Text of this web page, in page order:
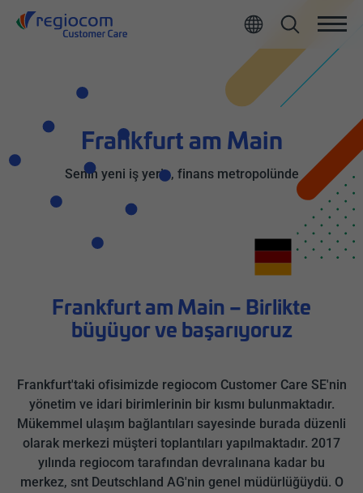
Frankfurt am Main
Senin yeni iş yerin, finans metropolünde
Frankfurt am Main – Birlikte
büyüyor ve başarıyoruz
Frankfurt'taki ofisimizde regiocom Customer Care SE'nin
yönetim ve idari birimlerinin bir kısmı bulunmaktadır.
Mükemmel ulaşım bağlantıları sayesinde burada düzenli
olarak merkezi müşteri toplantıları yapılmaktadır. 2017
yılında regiocom tarafından devralınana kadar bu
merkez, snt Deutschland AG'nin genel müdürlüğüydü. O